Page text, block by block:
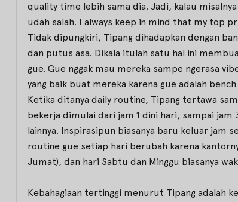
quality time lebih sama dia. Jadi, kalau
udah salah. I always keep in mind that my top
Tidak dipungkiri, Tipang dihadapkan dengan
dan putus asa. Dikala itulah satu hal ini
gue. Gue nggak mau mereka sampe ngerasa
yang baik buat mereka karena gue adalah
Ketika ditanya daily routine, Tipang tertawa
bekerja dimulai dari jam 1 dini hari, sampai
lainnya. Inspirasipun biasanya baru keluar jam
routine gue setiap hari berubah karena
Jumat), dan hari Sabtu dan Minggu biasanya
Kebahagiaan tertinggi menurut Tipang adalah